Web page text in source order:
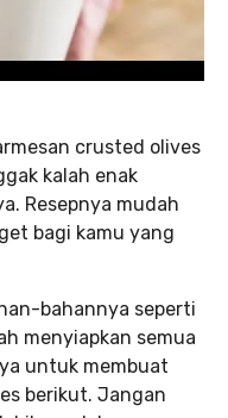
crusted olives
kalah enak
Resepnya mudah
bagi kamu yang
bahannya seperti
menyiapkan semua
untuk membuat
berikut. Jangan